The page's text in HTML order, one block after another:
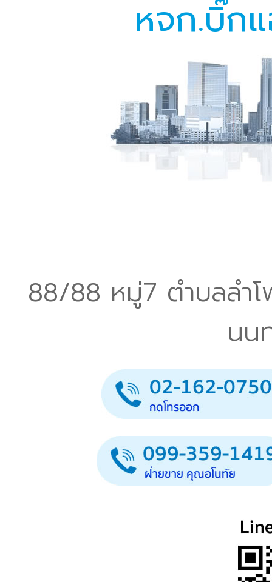
หจก.บิ๊ก
88/88 หมู่7 ตำบลลำ
นน